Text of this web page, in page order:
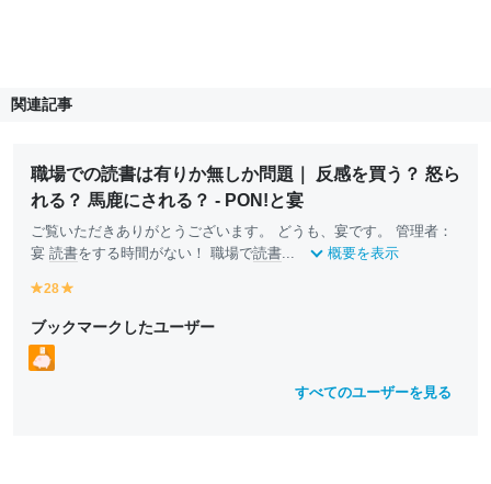
関連記事
職場での読書は有りか無しか問題｜ 反感を買う？ 怒ら
れる？ 馬鹿にされる？ - PON!と宴
ご覧いただきありがとうございます。 どうも、宴です。 管理者：
宴 読書をする時間がない！ 職場で読書... 概要を表示
y
ll
o
w
28
ll
ブックマークしたユーザー
すべてのユーザーを見る